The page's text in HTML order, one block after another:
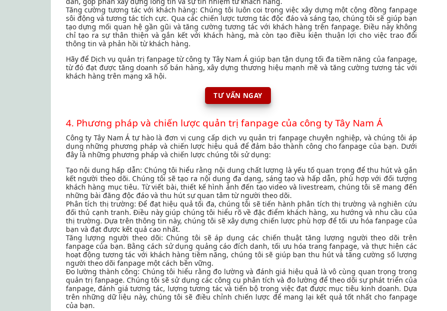
Tăng cường tương tác với khách hàng: Chúng tôi luôn coi trọng việc xây dựng một cộng đồng fanpage
sôi động và tương tác tích cực. Qua các chiến lược tương tác độc đáo và sáng tạo, chúng tôi sẽ giúp bạn
tạo dựng mối quan hệ gần gũi và tăng cường tương tác với khách hàng trên fanpage. Điều này không
chỉ tạo ra sự thân thiện và gắn kết với khách hàng, mà còn tạo điều kiện thuận lợi cho việc trao đổi
thông tin và phản hồi từ khách hàng.
Hãy để Dịch vụ quản trị fanpage từ công ty Tây Nam Á giúp bạn tận dụng tối đa tiềm năng của fanpage,
từ đó đạt được tăng doanh số bán hàng, xây dựng thương hiệu mạnh mẽ và tăng cường tương tác với
khách hàng trên mạng xã hội.
TƯ VẤN NGAY
4. Phương pháp và chiến lược quản trị fanpage của công ty Tây Nam Á
Công ty Tây Nam Á tự hào là đơn vị cung cấp dịch vụ quản trị fanpage chuyên nghiệp, và chúng tôi áp
dụng những phương pháp và chiến lược hiệu quả để đảm bảo thành công cho fanpage của bạn. Dưới
đây là những phương pháp và chiến lược chúng tôi sử dụng:
Tạo nội dung hấp dẫn: Chúng tôi hiểu rằng nội dung chất lượng là yếu tố quan trọng để thu hút và gắn
kết người theo dõi. Chúng tôi sẽ tạo ra nội dung đa dạng, sáng tạo và hấp dẫn, phù hợp với đối tượng
khách hàng mục tiêu. Từ viết bài, thiết kế hình ảnh đến tạo video và livestream, chúng tôi sẽ mang đến
những bài đăng độc đáo và thu hút sự quan tâm từ người theo dõi.
Phân tích thị trường: Để đạt hiệu quả tối đa, chúng tôi sẽ tiến hành phân tích thị trường và nghiên cứu
đối thủ cạnh tranh. Điều này giúp chúng tôi hiểu rõ về đặc điểm khách hàng, xu hướng và nhu cầu của
thị trường. Dựa trên thông tin này, chúng tôi sẽ xây dựng chiến lược phù hợp để tối ưu hóa fanpage của
bạn và đạt được kết quả cao nhất.
Tăng lượng người theo dõi: Chúng tôi sẽ áp dụng các chiến thuật tăng lượng người theo dõi trên
fanpage của bạn. Bằng cách sử dụng quảng cáo đích danh, tối ưu hóa trang fanpage, và thực hiện các
hoạt động tương tác với khách hàng tiềm năng, chúng tôi sẽ giúp bạn thu hút và tăng cường số lượng
người theo dõi fanpage một cách bền vững.
Đo lường thành công: Chúng tôi hiểu rằng đo lường và đánh giá hiệu quả là vô cùng quan trọng trong
quản trị fanpage. Chúng tôi sẽ sử dụng các công cụ phân tích và đo lường để theo dõi sự phát triển của
fanpage, đánh giá tương tác, lượng tương tác và tiến bộ trong việc đạt được mục tiêu kinh doanh. Dựa
trên những dữ liệu này, chúng tôi sẽ điều chỉnh chiến lược để mang lại kết quả tốt nhất cho fanpage
của bạn.